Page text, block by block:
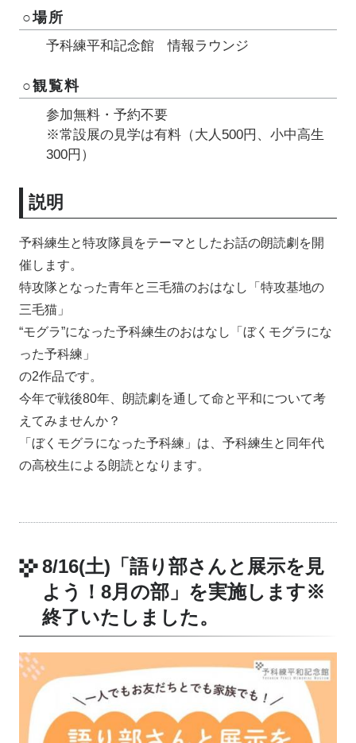
○場所
予科練平和記念館 情報ラウンジ
○観覧料
参加無料・予約不要
※常設展の見学は有料（大人500円、小中高生
300円）
説明
予科練生と特攻隊員をテーマとしたお話の朗読劇を開
催します。
特攻隊となった青年と三毛猫のおはなし「特攻基地の
三毛猫」
“モグラ”になった予科練生のおはなし「ぼくモグラにな
った予科練」
の2作品です。
今年で戦後80年、朗読劇を通して命と平和について考
えてみませんか？
「ぼくモグラになった予科練」は、予科練生と同年代
の高校生による朗読となります。
8/16(土)「語り部さんと展示を見
よう！8月の部」を実施します※
終了いたしました。